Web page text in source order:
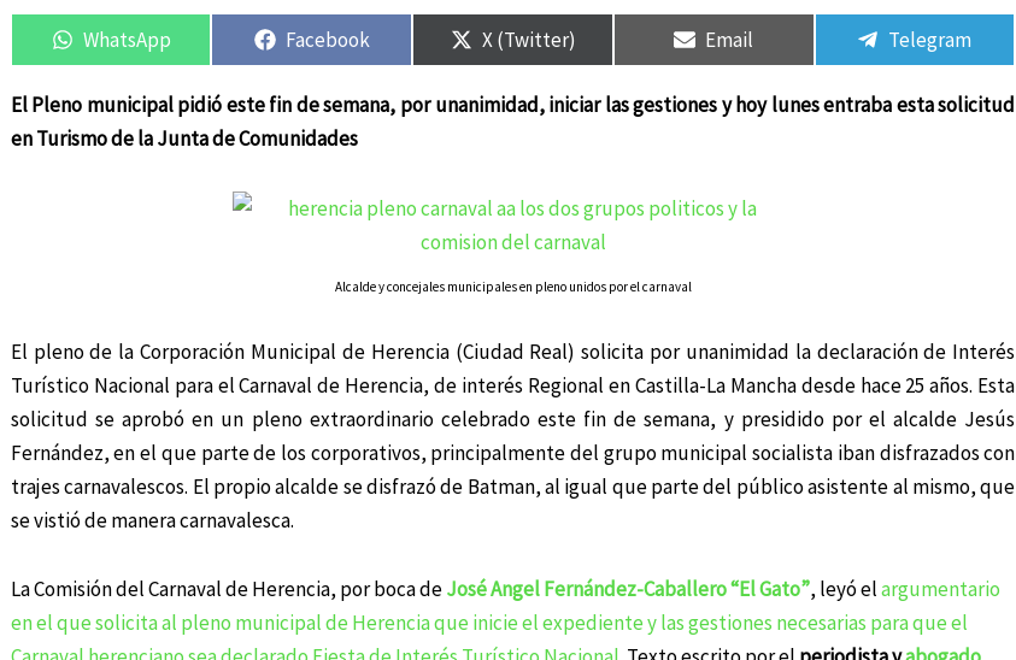
en
WhatsApp
en
Facebook
en
X (Twitter)
en
Email
en
Telegram
El Pleno municipal pidió este fin de semana, por unanimidad, iniciar las gestiones y hoy lunes entraba esta solicitud
en Turismo de la Junta de Comunidades
Alcalde y concejales municipales en pleno unidos por el carnaval
El pleno de la Corporación Municipal de Herencia (Ciudad Real) solicita por unanimidad la declaración de Interés
Turístico Nacional para el Carnaval de Herencia, de interés Regional en Castilla-La Mancha desde hace 25 años. Esta
solicitud se aprobó en un pleno extraordinario celebrado este fin de semana, y presidido por el alcalde Jesús
Fernández, en el que parte de los corporativos, principalmente del grupo municipal socialista iban disfrazados con
trajes carnavalescos. El propio alcalde se disfrazó de Batman, al igual que parte del público asistente al mismo, que
se vistió de manera carnavalesca.
La Comisión del Carnaval de Herencia, por boca deJosé Angel Fernández-Caballero “El Gato”, leyó elargumentario
en el que solicita al pleno municipal de Herencia que inicie el expediente y las gestiones necesarias para que el
en en en en en